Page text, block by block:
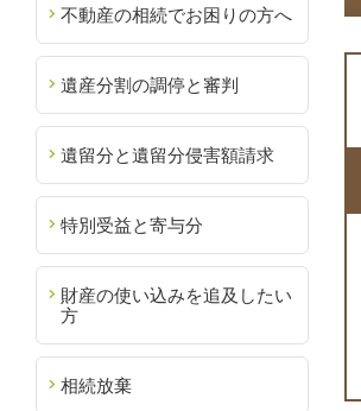
不動産の相続でお困りの方へ
遺産分割の調停と審判
遺留分と遺留分侵害額請求
特別受益と寄与分
財産の使い込みを追及したい
方
相続放棄